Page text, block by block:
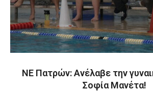
ΝΕ Πατρών: Ανέλαβε την
Σοφία Μανέτα!